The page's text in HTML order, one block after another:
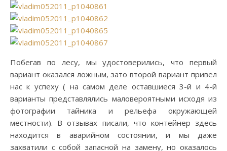
Побегав по лесу, мы удостоверились, что первый
вариант оказался ложным, зато второй вариант привел
нас к успеху ( на самом деле оставшиеся 3-й и 4-й
варианты представлялись маловероятными исходя из
фотографии тайника и рельефа окружающей
местности). В отзывах писали, что контейнер здесь
находится в аварийном состоянии, и мы даже
захватили с собой запасной на замену, но оказалось